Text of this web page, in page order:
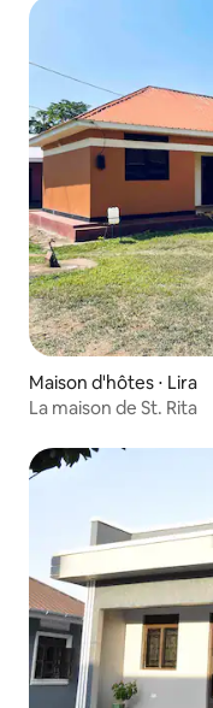
Maison d'hôtes ⋅ Lira
La maison de St. Rita